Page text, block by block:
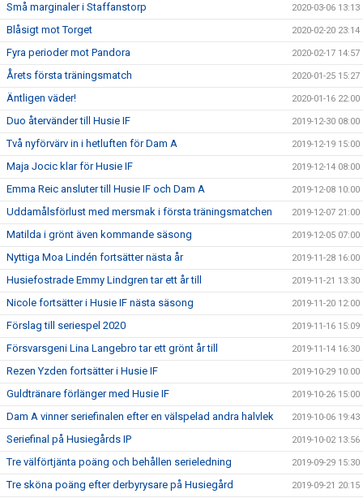
Små marginaler i Staffanstorp 2020-03-06 13:13
Blåsigt mot Torget 2020-02-20 23:14
Fyra perioder mot Pandora 2020-02-17 14:57
Årets första träningsmatch 2020-01-25 15:27
Äntligen väder! 2020-01-16 22:00
Duo återvänder till Husie IF 2019-12-30 08:00
Två nyförvärv in i hetluften för Dam A 2019-12-19 15:00
Maja Jocic klar för Husie IF 2019-12-14 08:00
Emma Reic ansluter till Husie IF och Dam A 2019-12-08 10:00
Uddamålsförlust med mersmak i första träningsmatchen 2019-12-07 21:00
Matilda i grönt även kommande säsong 2019-12-05 07:00
Nyttiga Moa Lindén fortsätter nästa år 2019-11-28 16:00
Husiefostrade Emmy Lindgren tar ett år till 2019-11-21 13:30
Nicole fortsätter i Husie IF nästa säsong 2019-11-20 12:00
Förslag till seriespel 2020 2019-11-16 15:09
Försvarsgeni Lina Langebro tar ett grönt år till 2019-11-14 16:30
Rezen Yzden fortsätter i Husie IF 2019-10-29 10:00
Guldtränare förlänger med Husie IF 2019-10-26 15:00
Dam A vinner seriefinalen efter en välspelad andra halvlek 2019-10-06 19:43
Seriefinal på Husiegårds IP 2019-10-02 13:56
Tre välförtjänta poäng och behållen serieledning 2019-09-29 15:30
Tre sköna poäng efter derbyrysare på Husiegård 2019-09-21 20:15